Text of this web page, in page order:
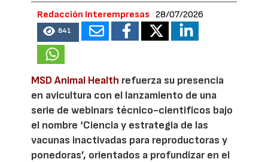
Redacción Interempresas 28/07/2026
841
MSD Animal Health refuerza su presencia
en avicultura con el lanzamiento de una
serie de webinars técnico-cientifícos bajo
el nombre ‘Ciencia y estrategia de las
vacunas inactivadas para reproductoras y
ponedoras’, orientados a profundizar en el